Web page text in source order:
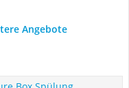
Angebote